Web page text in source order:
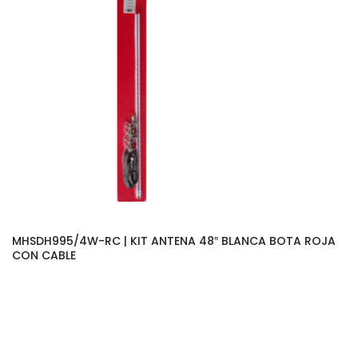
MHSDH995/4W-RC | KIT ANTENA 48″ BLANCA BOTA ROJA
CON CABLE